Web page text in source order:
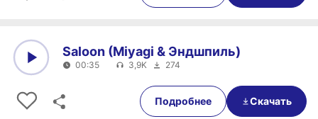
00:35
Saloon (Miyagi & Эндшпиль)
00:35 3,9K 274
Подробнее Скачать